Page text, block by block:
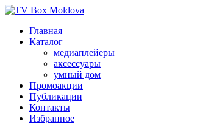
Главная
Каталог
медиаплейеры
аксессуары
умный дом
Промоакции
Публикации
Контакты
Избранное